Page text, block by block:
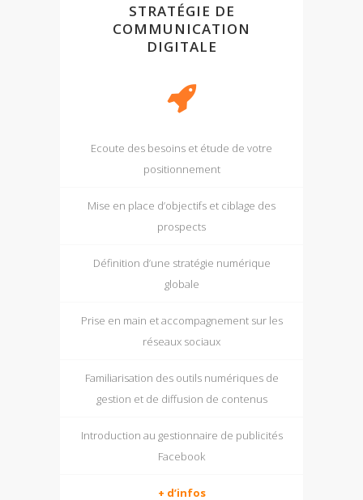
STRATÉGIE DE
COMMUNICATION
DIGITALE
Ecoute des besoins et étude de votre
positionnement
Mise en place d’objectifs et ciblage des
prospects
Définition d’une stratégie numérique
globale
Prise en main et accompagnement sur les
réseaux sociaux
Familiarisation des outils numériques de
gestion et de diffusion de contenus
Introduction au gestionnaire de publicités
Facebook
+ d’infos